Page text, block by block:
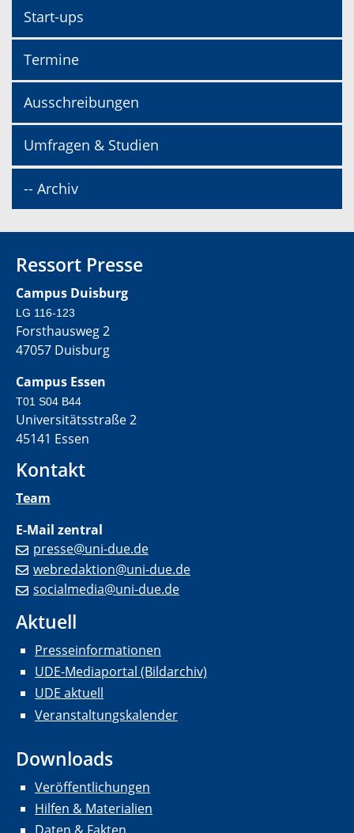
Start-ups
Termine
Ausschreibungen
Umfragen & Studien
-- Archiv
Ressort Presse
Campus Duisburg
LG 116-123
Forsthausweg 2
47057 Duisburg
Campus Essen
T01 S04 B44
Universitätsstraße 2
45141 Essen
Kontakt
Team
E-Mail zentral
presse@uni-due.de
webredaktion@uni-due.de
socialmedia@uni-due.de
Aktuell
Presseinformationen
UDE-Mediaportal (Bildarchiv)
UDE aktuell
Veranstaltungskalender
Downloads
Veröffentlichungen
Hilfen & Materialien